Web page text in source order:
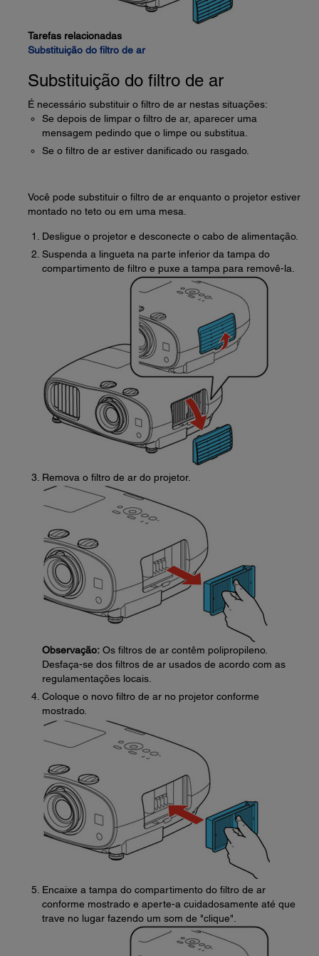
Tarefas relacionadas
Substituição do filtro de ar
Substituição do filtro de ar
É necessário substituir o filtro de ar nestas situações:
Se depois de limpar o filtro de ar, aparecer uma
mensagem pedindo que o limpe ou substitua.
Se o filtro de ar estiver danificado ou rasgado.
Você pode substituir o filtro de ar enquanto o projetor estiver
montado no teto ou em uma mesa.
Desligue o projetor e desconecte o cabo de alimentação.
Suspenda a lingueta na parte inferior da tampa do
compartimento de filtro e puxe a tampa para removê-la.
Remova o filtro de ar do projetor.
Observação: Os filtros de ar contêm polipropileno.
Desfaça-se dos filtros de ar usados de acordo com as
regulamentações locais.
Coloque o novo filtro de ar no projetor conforme
mostrado.
Encaixe a tampa do compartimento do filtro de ar
conforme mostrado e aperte-a cuidadosamente até que
trave no lugar fazendo um som de "clique".